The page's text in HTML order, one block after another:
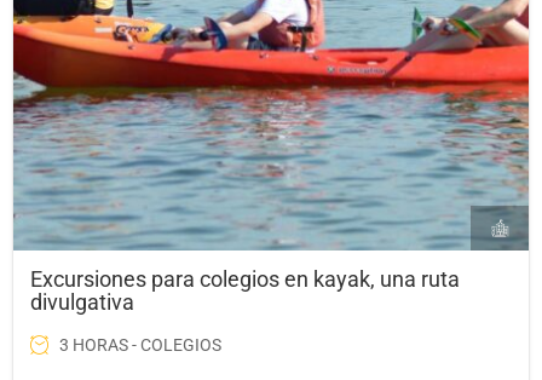
Excursiones para colegios en kayak, una ruta
divulgativa
3 HORAS - COLEGIOS